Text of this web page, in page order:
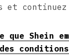
et
que Shein